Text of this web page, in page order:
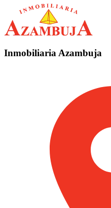
Inmobiliaria Azambuja